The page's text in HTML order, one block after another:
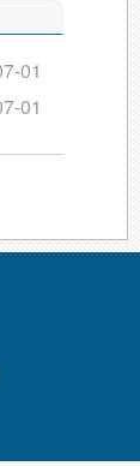
01
01